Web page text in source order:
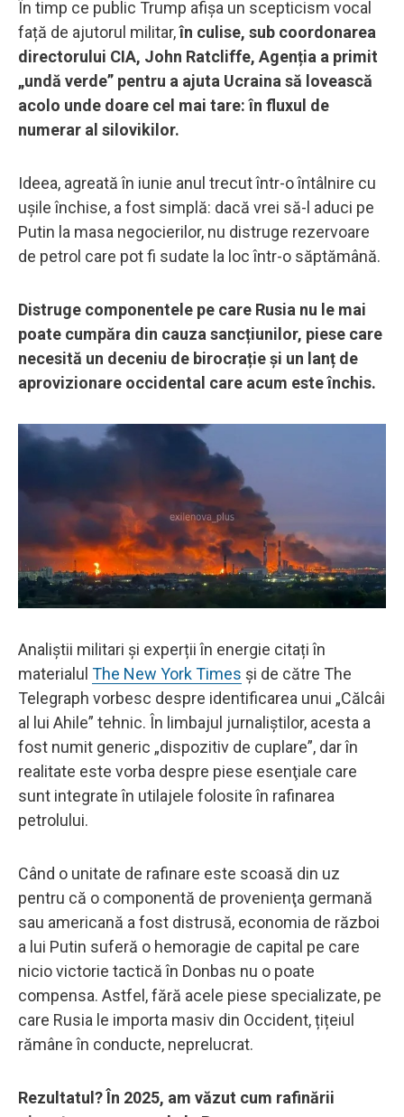
În timp ce public Trump afișa un scepticism vocal
față de ajutorul militar,în culise, sub coordonarea
directorului CIA, John Ratcliffe, Agenția a primit
„undă verde” pentru a ajuta Ucraina să lovească
acolo unde doare cel mai tare: în fluxul de
numerar al silovikilor.
Ideea, agreată în iunie anul trecut într-o întâlnire cu
ușile închise, a fost simplă: dacă vrei să-l aduci pe
Putin la masa negocierilor, nu distruge rezervoare
de petrol care pot fi sudate la loc într-o săptămână.
Distruge componentele pe care Rusia nu le mai
poate cumpăra din cauza sancțiunilor, piese care
necesită un deceniu de birocrație și un lanț de
aprovizionare occidental care acum este închis.
Analiștii militari și experții în energie citați în
materialul The New York Times și de către The
Telegraph vorbesc despre identificarea unui „Călcâi
al lui Ahile” tehnic. În limbajul jurnaliștilor, acesta a
fost numit generic „dispozitiv de cuplare”, dar în
realitate este vorba despre piese esenţiale care
sunt integrate în utilajele folosite în rafinarea
petrolului.
Când o unitate de rafinare este scoasă din uz
pentru că o componentă de provenienţa germană
sau americană a fost distrusă, economia de război
a lui Putin suferă o hemoragie de capital pe care
nicio victorie tactică în Donbas nu o poate
compensa. Astfel, fără acele piese specializate, pe
care Rusia le importa masiv din Occident, țițeiul
rămâne în conducte, neprelucrat.
Rezultatul? În 2025, am văzut cum rafinării